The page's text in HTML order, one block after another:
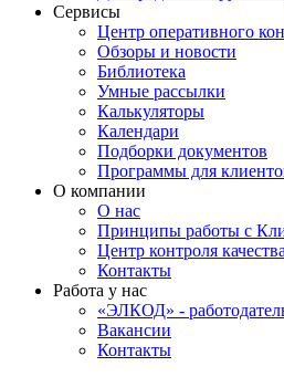
Сервисы
Центр оперативного
Обзоры и новости
Библиотека
Умные рассылки
Калькуляторы
Календари
Подборки документов
Программы для
О компании
О нас
Принципы работы с
Центр контроля качества
Контакты
Работа у нас
«ЭЛКОД» -
Вакансии
Контакты